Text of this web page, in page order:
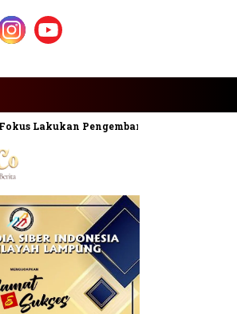
Lakukan Pengembangan Pembangkit EBT